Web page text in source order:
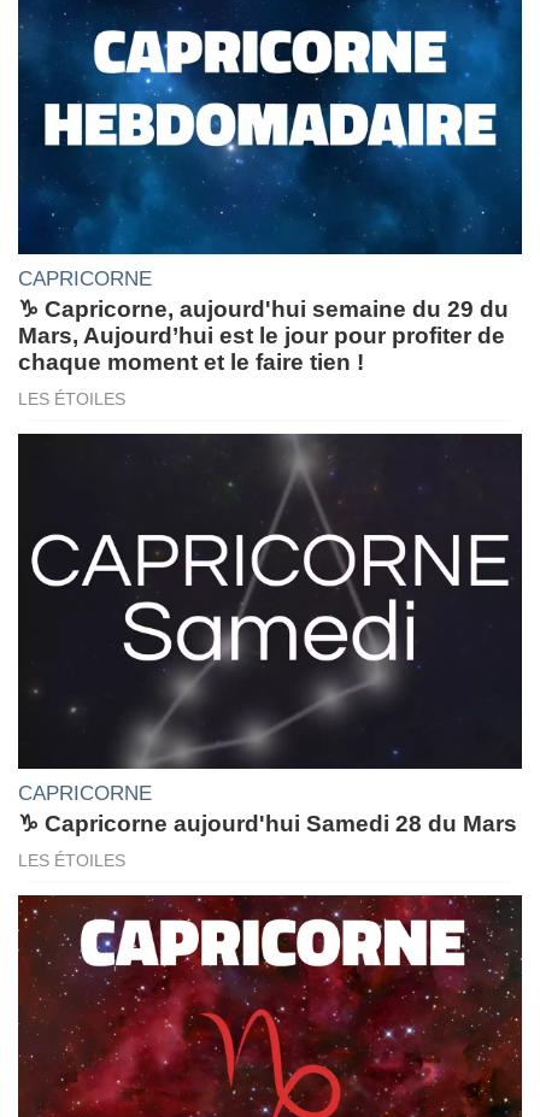
CAPRICORNE
♑ Capricorne, aujourd'hui semaine du 29 du
Mars, Aujourd’hui est le jour pour profiter de
chaque moment et le faire tien !
LES ÉTOILES
CAPRICORNE
♑ Capricorne aujourd'hui Samedi 28 du Mars
LES ÉTOILES